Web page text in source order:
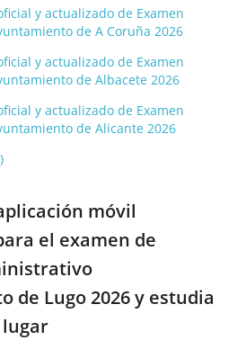
y actualizado de Examen
de A Coruña 2026
y actualizado de Examen
de Albacete 2026
y actualizado de Examen
de Alicante 2026
móvil
el examen de
de Lugo 2026 y estudia